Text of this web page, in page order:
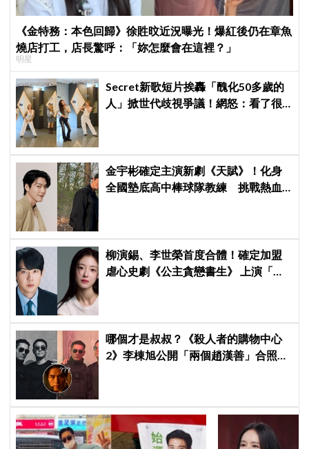
《金特務：本色回歸》徐貹旼近況曝光！爆紅後仍在章魚
燒店打工，店長驚呼：「妳怎麼會在這裡？」
明星
Secret新歌短片挨轟「醜化50多歲的
人」掀世代歧視爭議！網怒：看了很
金宇彬確定主演新劇《天賦》！化身
全國墊底高中棒球隊教練 挑戰熱血
柳演錫、李世榮首度合體！確定加盟
虐心史劇《公主貪戀書生》 上演「朝
哪個才是叔叔？《殺人者的購物中心
2》李棟旭公開「兩個趙漢善」合照，